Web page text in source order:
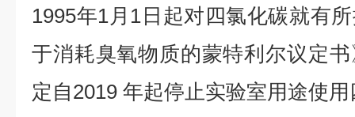
1995年1月1日起对四氯化碳就有
于消耗臭氧物质的蒙特利尔议定
定自2019 年起停止实验室用途使